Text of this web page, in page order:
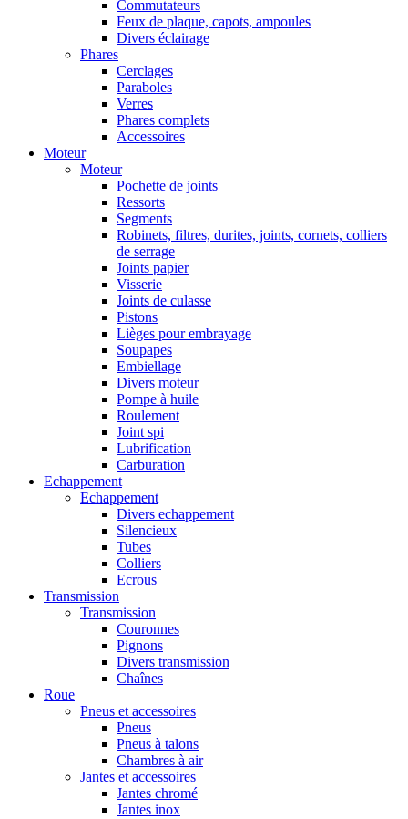
Commutateurs
Feux de plaque, capots, ampoules
Divers éclairage
Phares
Cerclages
Paraboles
Verres
Phares complets
Accessoires
Moteur
Moteur
Pochette de joints
Ressorts
Segments
Robinets, filtres, durites, joints, cornets, colliers
de serrage
Joints papier
Visserie
Joints de culasse
Pistons
Lièges pour embrayage
Soupapes
Embiellage
Divers moteur
Pompe à huile
Roulement
Joint spi
Lubrification
Carburation
Echappement
Echappement
Divers echappement
Silencieux
Tubes
Colliers
Ecrous
Transmission
Transmission
Couronnes
Pignons
Divers transmission
Chaînes
Roue
Pneus et accessoires
Pneus
Pneus à talons
Chambres à air
Jantes et accessoires
Jantes chromé
Jantes inox